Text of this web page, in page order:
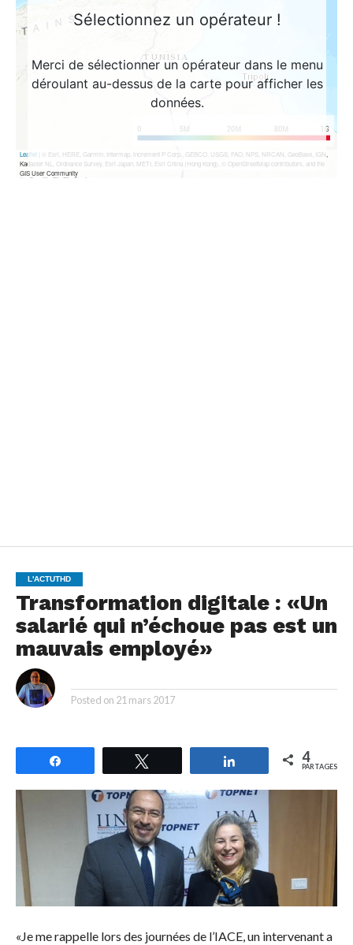
L'ACTUTHD
Transformation digitale : «Un
salarié qui n’échoue pas est un
mauvais employé»
Posted on 21 mars 2017
Partagez 4
PARTAGES
«Je me rappelle lors des journées de l’IACE, un intervenant a